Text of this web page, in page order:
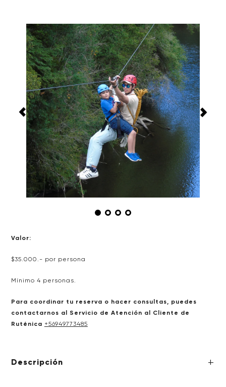
Valor:
$35.000.- por persona
Mínimo 4 personas.
Para coordinar tu reserva o hacer consultas, puedes
contactarnos al Servicio de Atención al Cliente de
Ruténica +56949773485
Descripción